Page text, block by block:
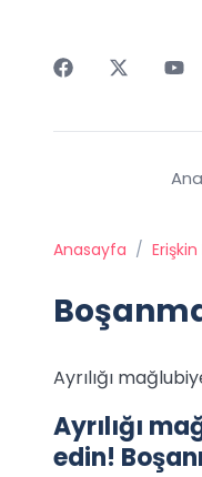
Anasayfa /
Ayrılığı
Ayrılığı
edin!